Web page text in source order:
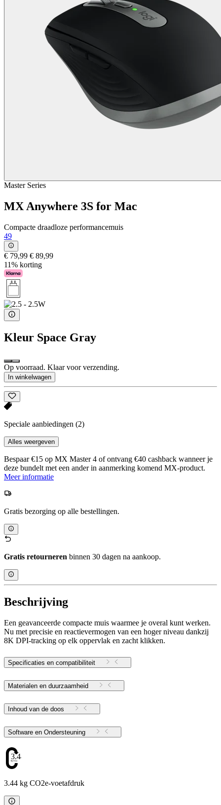
Master Series
MX Anywhere 3S for Mac
Compacte draadloze performancemuis
49
€ 79,99 € 89,99
11% korting
Kleur Space Gray
Op voorraad. Klaar voor verzending.
In winkelwagen
Speciale aanbiedingen (2)
Alles weergeven
Bespaar €15 op MX Master 4 of ontvang €40 cashback wanneer je
deze bundelt met een ander in aanmerking komend MX-product.
Meer informatie
Gratis bezorging op alle bestellingen.
Gratis retourneren binnen 30 dagen na aankoop.
Beschrijving
Een geavanceerde compacte muis waarmee je overal kunt werken.
Nu met precisie en reactievermogen van een hoger niveau dankzij
8K DPI-tracking op elk oppervlak en zacht klikken.
Specificaties en compatibiliteit
Materialen en duurzaamheid
Inhoud van de doos
Software en Ondersteuning
3.44
3.44 kg CO2e-voetafdruk